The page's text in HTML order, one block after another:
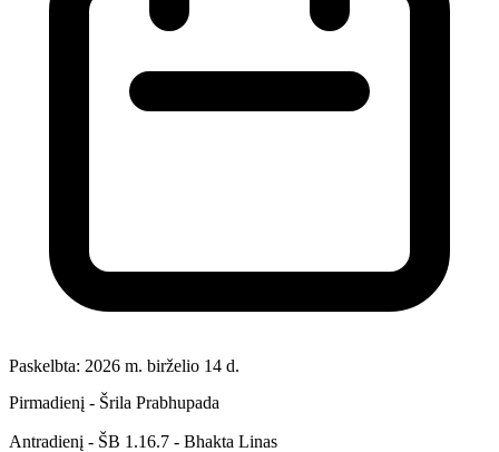
Paskelbta: 2026 m. birželio 14 d.
Pirmadienį - Šrila Prabhupada
Antradienį - ŠB 1.16.7 - Bhakta Linas